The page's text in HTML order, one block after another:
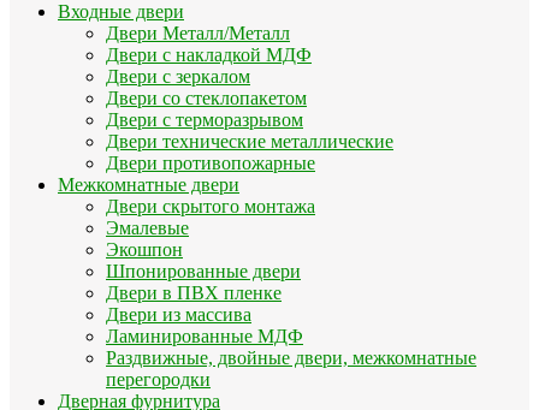
Входные двери
Двери Металл/Металл
Двери с накладкой МДФ
Двери с зеркалом
Двери со стеклопакетом
Двери с терморазрывом
Двери технические металлические
Двери противопожарные
Межкомнатные двери
Двери скрытого монтажа
Эмалевые
Экошпон
Шпонированные двери
Двери в ПВХ пленке
Двери из массива
Ламинированные МДФ
Раздвижные, двойные двери, межкомнатные
перегородки
Дверная фурнитура